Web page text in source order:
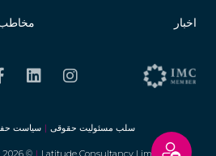
اخبار
سلب مسئولیت حقوقی | سیاست